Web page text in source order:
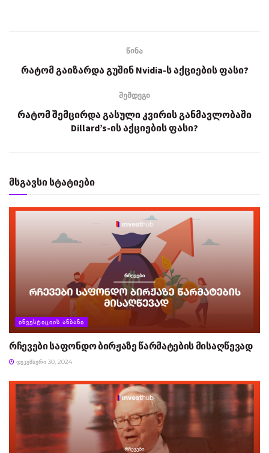
წინა
რატომ გაიზარდა გუშინ Nvidia-ს აქციების ფასი?
შემდეგი
რატომ შემცირდა გასული კვირის განმავლობაში
Dillard’s-ის აქციების ფასი?
მსგავსი სტატიები
ᲘᲜᲕᲔᲡᲢᲘᲪᲘᲘᲡ ᲐᲜᲑᲐᲜᲘ
რჩევები საფონდო ბირჟაზე წარმატების მისაღწევად
ᲓᲔᲙᲔᲛᲑᲔᲠᲘ 30, 2024